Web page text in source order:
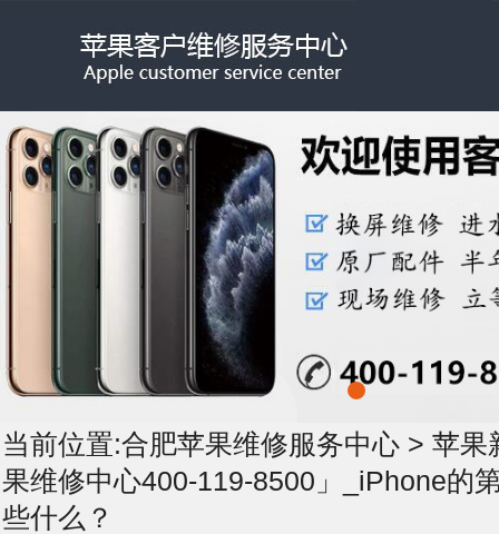
当前位置:合肥苹果维修服务中心 > 苹果
果维修中心400-119-8500」_iPhone的
些什么？